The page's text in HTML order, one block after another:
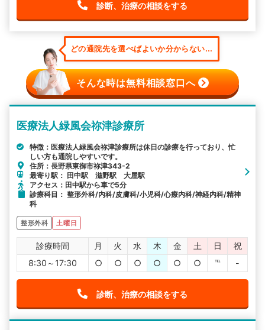
診断、治療の相談をする
どの通院先を選べばよいか分からない...
そんな時は無料相談窓口へ
医療法人緑風会祢津診療所
特徴：医療法人緑風会祢津診療所は休日の診療を行っており、忙
しい方も通院しやすいです。
住所：長野県東御市祢津343-2
最寄り駅： 田中駅 滋野駅 大屋駅
アクセス：田中駅から車で5分
診療科目： 整形外科/内科/皮膚科/小児科/心療内科/神経内科/精神
科
整形外科 土曜日
診療時間 月 火 水 木 金 土 日
祝
8:30～17:30
○ ○ ○ ○ ○ ○ ℡ -
診断、治療の相談をする